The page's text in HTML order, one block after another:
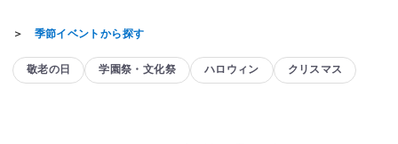
＞ 季節イベントから探す
敬老の日 学園祭・文化祭 ハロウィン クリスマス